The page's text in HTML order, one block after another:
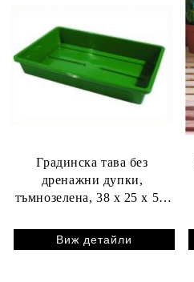
Градинска тава без
дренажни дупки,
тъмнозелена, 38 x 25 x 5.5
Виж детайли